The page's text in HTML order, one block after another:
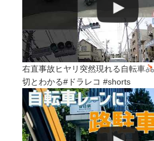
右直事故ヒヤリ突然現れる自転車
切とわかる#ドラレコ #shorts